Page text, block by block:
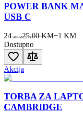
POWER BANK
USB C
24 50KM25,00 KM−1 KM
Dostupno
Akcija
TORBA ZA
CAMBRIDGE